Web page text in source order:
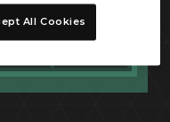
ット 1
All Cookies